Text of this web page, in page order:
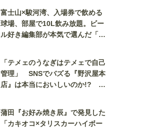
富士山×駿河湾、入場券で飲める
球場、部屋で10L飲み放題。ビー
ル好き編集部が本気で選んだ「ビ
「テメェのうなぎはテメェで自己
管理」 SNSでバズる『野沢屋本
店』は本当においしいのか!? い
蒲田『お好み焼き辰』で発見した
「カキオコ×タリスカーハイボー